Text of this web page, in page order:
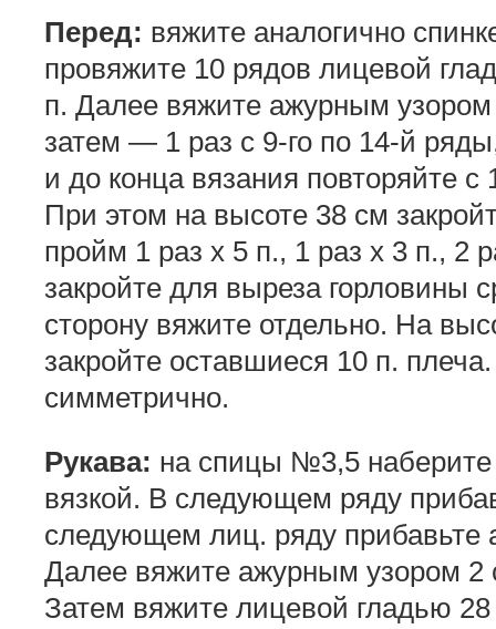
Перед: вяжите аналогично
провяжите 10 рядов лицевой
п. Далее вяжите ажурным
затем — 1 раз с 9-го по 14-й
и до конца вязания повторяйте с
При этом на высоте 38 см
пройм 1 раз х 5 п., 1 раз х 3 п., 2
закройте для выреза горловины
сторону вяжите отдельно. На
закройте оставшиеся 10 п.
симметрично.
Рукава: на спицы №3,5 наберите
вязкой. В следующем ряду
следующем лиц. ряду прибавьте
Далее вяжите ажурным узором 2
Затем вяжите лицевой гладью